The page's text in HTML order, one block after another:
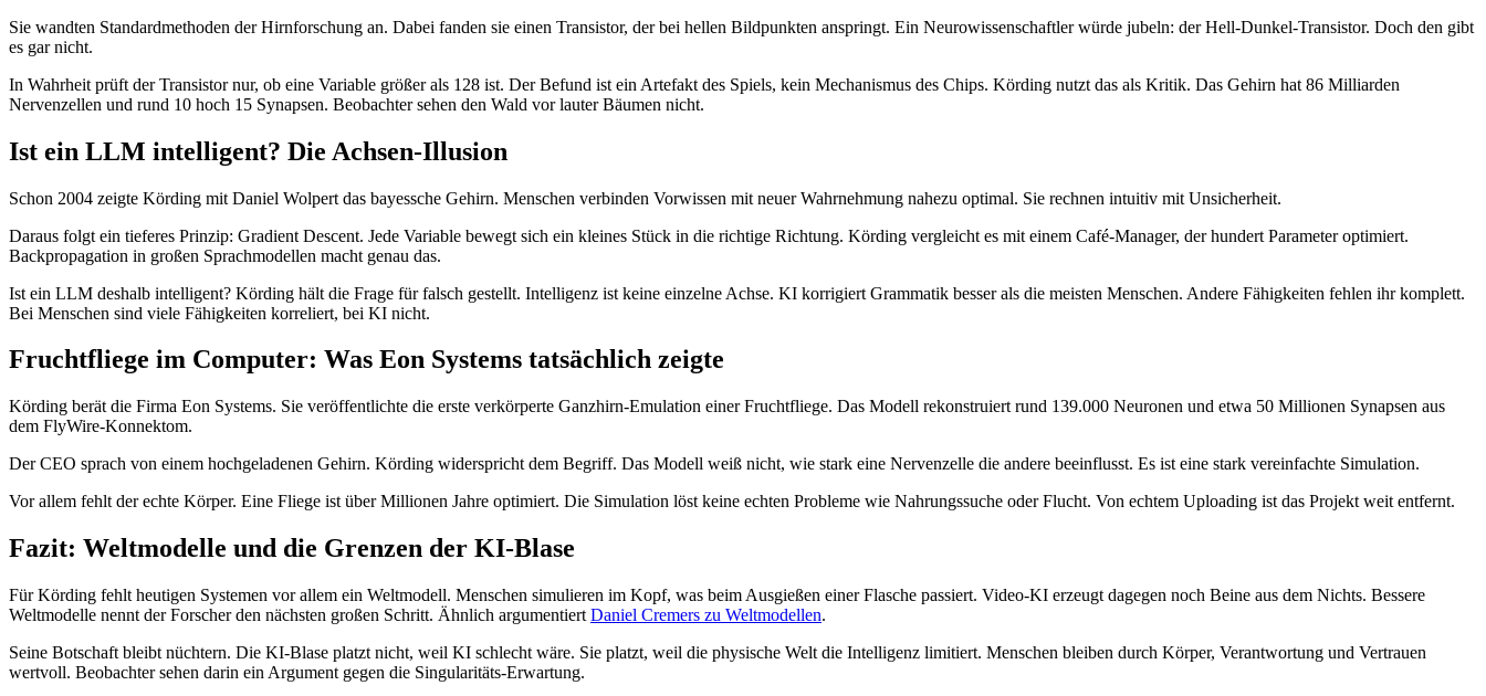
Sie wandten Standardmethoden der Hirnforschung an. Dabei fanden sie einen Transistor, der bei hellen Bildpunkten anspringt. Ein Neurowissenschaftler würde jubeln: der Hell-Dunkel-Transistor. Doch den gibt
es gar nicht.
In Wahrheit prüft der Transistor nur, ob eine Variable größer als 128 ist. Der Befund ist ein Artefakt des Spiels, kein Mechanismus des Chips. Körding nutzt das als Kritik. Das Gehirn hat 86 Milliarden
Nervenzellen und rund 10 hoch 15 Synapsen. Beobachter sehen den Wald vor lauter Bäumen nicht.
Ist ein LLM intelligent? Die Achsen-Illusion
Schon 2004 zeigte Körding mit Daniel Wolpert das bayessche Gehirn. Menschen verbinden Vorwissen mit neuer Wahrnehmung nahezu optimal. Sie rechnen intuitiv mit Unsicherheit.
Daraus folgt ein tieferes Prinzip: Gradient Descent. Jede Variable bewegt sich ein kleines Stück in die richtige Richtung. Körding vergleicht es mit einem Café-Manager, der hundert Parameter optimiert.
Backpropagation in großen Sprachmodellen macht genau das.
Ist ein LLM deshalb intelligent? Körding hält die Frage für falsch gestellt. Intelligenz ist keine einzelne Achse. KI korrigiert Grammatik besser als die meisten Menschen. Andere Fähigkeiten fehlen ihr komplett.
Bei Menschen sind viele Fähigkeiten korreliert, bei KI nicht.
Fruchtfliege im Computer: Was Eon Systems tatsächlich zeigte
Körding berät die Firma Eon Systems. Sie veröffentlichte die erste verkörperte Ganzhirn-Emulation einer Fruchtfliege. Das Modell rekonstruiert rund 139.000 Neuronen und etwa 50 Millionen Synapsen aus
dem FlyWire-Konnektom.
Der CEO sprach von einem hochgeladenen Gehirn. Körding widerspricht dem Begriff. Das Modell weiß nicht, wie stark eine Nervenzelle die andere beeinflusst. Es ist eine stark vereinfachte Simulation.
Vor allem fehlt der echte Körper. Eine Fliege ist über Millionen Jahre optimiert. Die Simulation löst keine echten Probleme wie Nahrungssuche oder Flucht. Von echtem Uploading ist das Projekt weit entfernt.
Fazit: Weltmodelle und die Grenzen der KI-Blase
Für Körding fehlt heutigen Systemen vor allem ein Weltmodell. Menschen simulieren im Kopf, was beim Ausgießen einer Flasche passiert. Video-KI erzeugt dagegen noch Beine aus dem Nichts. Bessere
Weltmodelle nennt der Forscher den nächsten großen Schritt. Ähnlich argumentiert Daniel Cremers zu Weltmodellen.
Seine Botschaft bleibt nüchtern. Die KI-Blase platzt nicht, weil KI schlecht wäre. Sie platzt, weil die physische Welt die Intelligenz limitiert. Menschen bleiben durch Körper, Verantwortung und Vertrauen
wertvoll. Beobachter sehen darin ein Argument gegen die Singularitäts-Erwartung.